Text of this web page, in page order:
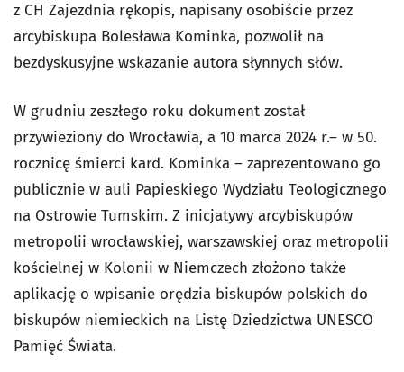
z CH Zajezdnia rękopis, napisany osobiście przez
arcybiskupa Bolesława Kominka, pozwolił na
bezdyskusyjne wskazanie autora słynnych słów.
W grudniu zeszłego roku dokument został
przywieziony do Wrocławia, a 10 marca 2024 r.– w 50.
rocznicę śmierci kard. Kominka – zaprezentowano go
publicznie w auli Papieskiego Wydziału Teologicznego
na Ostrowie Tumskim. Z inicjatywy arcybiskupów
metropolii wrocławskiej, warszawskiej oraz metropolii
kościelnej w Kolonii w Niemczech złożono także
aplikację o wpisanie orędzia biskupów polskich do
biskupów niemieckich na Listę Dziedzictwa UNESCO
Pamięć Świata.